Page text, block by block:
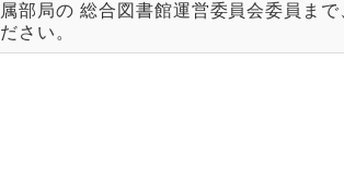
属部局の 総合図書館運営委員会委員ま
ださい。